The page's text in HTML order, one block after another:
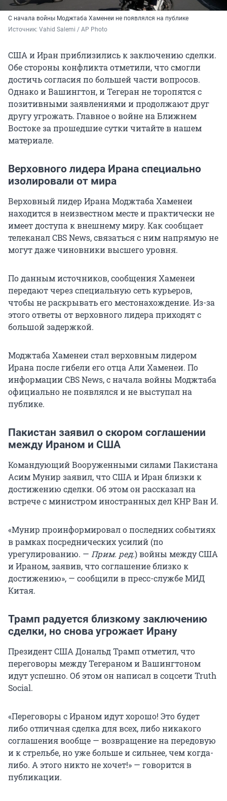
С начала войны Моджтаба Хаменеи не появлялся на публике
Источник: Vahid Salemi / AP Photo
США и Иран приблизились к заключению сделки.
Обе стороны конфликта отметили, что смогли
достичь согласия по большей части вопросов.
Однако и Вашингтон, и Тегеран не торопятся с
позитивными заявлениями и продолжают друг
другу угрожать. Главное о войне на Ближнем
Востоке за прошедшие сутки читайте в нашем
материале.
Верховного лидера Ирана специально
изолировали от мира
Верховный лидер Ирана Моджтаба Хаменеи
находится в неизвестном месте и практически не
имеет доступа к внешнему миру. Как сообщает
телеканал CBS News, связаться с ним напрямую не
могут даже чиновники высшего уровня.
По данным источников, сообщения Хаменеи
передают через специальную сеть курьеров,
чтобы не раскрывать его местонахождение. Из-за
этого ответы от верховного лидера приходят с
большой задержкой.
Моджтаба Хаменеи стал верховным лидером
Ирана после гибели его отца Али Хаменеи. По
информации CBS News, с начала войны Моджтаба
официально не появлялся и не выступал на
публике.
Пакистан заявил о скором соглашении
между Ираном и США
Командующий Вооруженными силами Пакистана
Асим Мунир заявил, что США и Иран близки к
достижению сделки. Об этом он рассказал на
встрече с министром иностранных дел КНР Ван И.
«Мунир проинформировал о последних событиях
в рамках посреднических усилий (по
урегулированию. — Прим. ред.) войны между США
и Ираном, заявив, что соглашение близко к
достижению», — сообщили в пресс-службе МИД
Китая.
Трамп радуется близкому заключению
сделки, но снова угрожает Ирану
Президент США Дональд Трамп отметил, что
переговоры между Тегераном и Вашингтоном
идут успешно. Об этом он написал в соцсети Truth
Social.
«Переговоры с Ираном идут хорошо! Это будет
либо отличная сделка для всех, либо никакого
соглашения вообще — возвращение на передовую
и к стрельбе, но уже больше и сильнее, чем когда-
либо. А этого никто не хочет!» — говорится в
публикации.